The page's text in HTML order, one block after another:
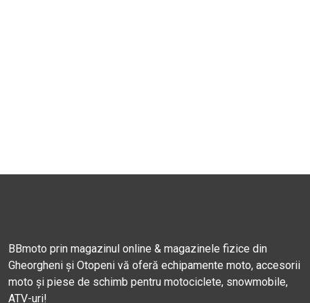
BBmoto prin magazinul online & magazinele fizice din
Gheorgheni și Otopeni vă oferă echipamente moto, accesorii
moto și piese de schimb pentru motociclete, snowmobile,
ATV-uri!